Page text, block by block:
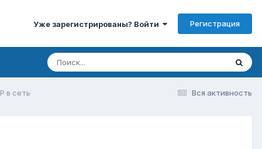
Уже зарегистрированы? Войти Регистрация
Вся активность
в сеть